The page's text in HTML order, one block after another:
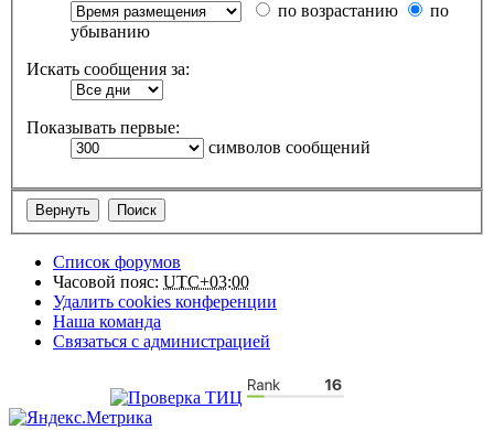
по возрастанию
по
убыванию
Искать сообщения за:
Показывать первые:
символов сообщений
Список форумов
Часовой пояс: UTC+03:00
Удалить cookies конференции
Наша команда
Связаться с администрацией